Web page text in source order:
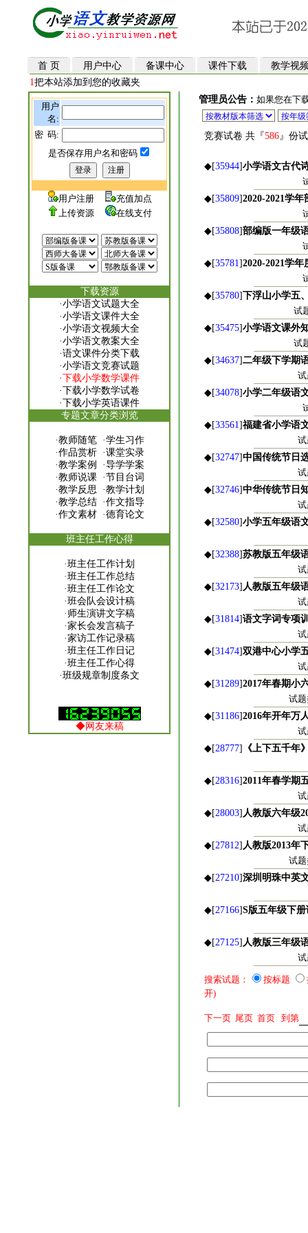
首 页 用户中心 备课中心 课件下载
教学视
1把本站添加到您的收藏夹
用户
名:
密 码:
是否保存用户名和密码
用户注册
充值加点
上传资源
在线支付
下载资源
·小学语文试题大全
·小学语文课件大全
·小学语文视频大全
·小学语文教案大全
·语文课件分类下载
·小学语文竞赛试题
·下载小学数学课件
·下载小学数学试卷
·下载小学英语课件
专题文章分类浏览
·教师随笔·学生习作
·作品赏析·课堂实录
·教学案例 ·导学学案
·教师说课·节目台词
·教学反思 ·教学计划
·教学总结·作文指导
·作文素材·德育论文
班主任工作心得
·班主任工作计划
·班主任工作总结
·班主任工作论文
·班会队会设计稿
· 师生演讲文字稿
·家长会发言稿子
·家访工作记录稿
·班主任工作日记
·班主任工作心得
·班级规章制度条文
◆网友来稿
管理员公告： 如果您在下
竞赛试卷 共『586』份
◆[35944]小学语文古代
◆[35809]2020-2021学
◆[35808]部编版一年级
◆[35781]2020-2021学
◆[35780]下浮山小学五
试
◆[35475]小学语文课外
试
◆[34637]二年级下学期
◆[34078]小学二年级语
◆[33561]福建省小学语
◆[32747]中国传统节日
◆[32746]中华传统节日
◆[32580]小学五年级语
◆[32388]苏教版五年级
◆[32173] 人教版五年级
◆[31814]语文字词专项
◆[31474]双港中心小学
◆[31289]2017年春期小
试
◆[31186]2016年开年万
◆[28777] 《上下五千年
◆[28316]2011年春学期
◆[28003] 人教版六年级
◆[27812] 人教版2013年
试
◆[27210]深圳明珠中英
◆[27166]S版五年级下
◆[27125] 人教版三年级
搜索试题： 按标题
开)
下一页 尾页 首页 到第